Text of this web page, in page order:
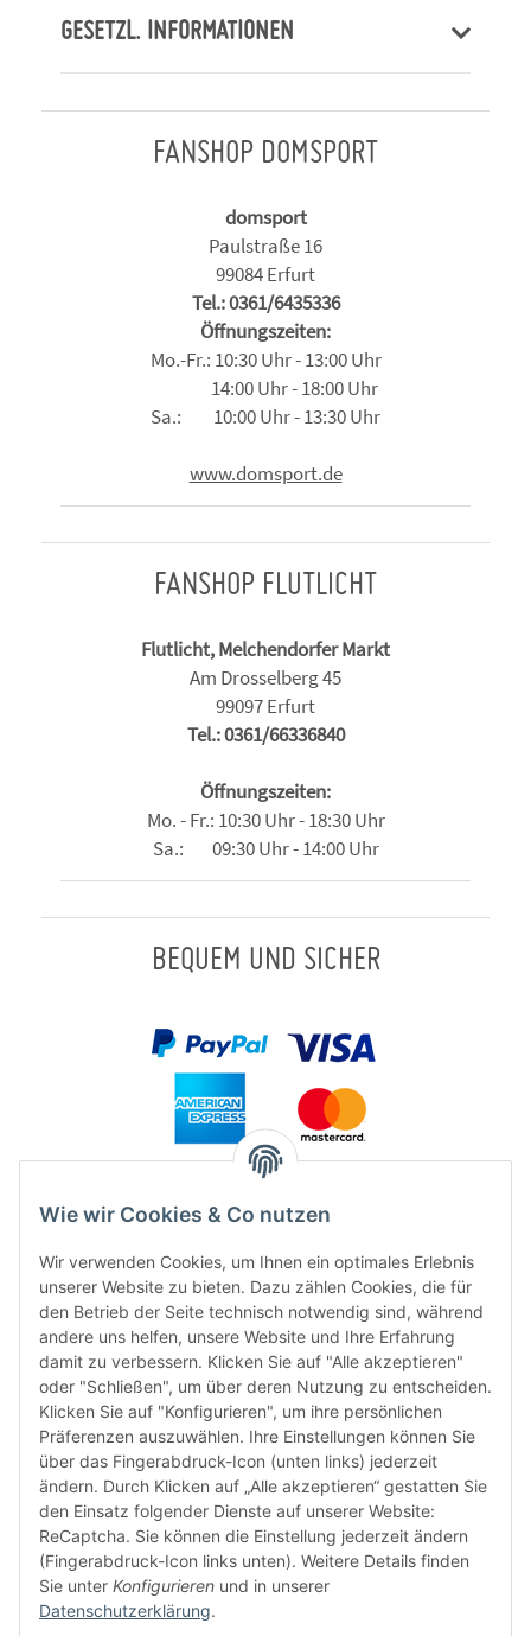
GESETZL. INFORMATIONEN
FANSHOP DOMSPORT
domsport
Paulstraße 16
99084 Erfurt
Tel.: 0361/6435336
Öffnungszeiten:
Mo.-Fr.: 10:30 Uhr - 13:00 Uhr
14:00 Uhr - 18:00 Uhr
Sa.: 10:00 Uhr - 13:30 Uhr
www.domsport.de
FANSHOP FLUTLICHT
Flutlicht, Melchendorfer Markt
Am Drosselberg 45
99097 Erfurt
Tel.: 0361/66336840
Öffnungszeiten:
Mo. - Fr.: 10:30 Uhr - 18:30 Uhr
Sa.: 09:30 Uhr - 14:00 Uhr
BEQUEM UND SICHER
FÜR EUCH UNTERWEGS
Vertrag widerrufen
Wie wir Cookies & Co nutzen
Wir verwenden Cookies, um Ihnen ein optimales Erlebnis
unserer Website zu bieten. Dazu zählen Cookies, die für
den Betrieb der Seite technisch notwendig sind, während
andere uns helfen, unsere Website und Ihre Erfahrung
damit zu verbessern. Klicken Sie auf "Alle akzeptieren"
oder "Schließen", um über deren Nutzung zu entscheiden.
Klicken Sie auf "Konfigurieren", um ihre persönlichen
Präferenzen auszuwählen. Ihre Einstellungen können Sie
über das Fingerabdruck-Icon (unten links) jederzeit
ändern. Durch Klicken auf „Alle akzeptieren“ gestatten Sie
den Einsatz folgender Dienste auf unserer Website:
ReCaptcha. Sie können die Einstellung jederzeit ändern
(Fingerabdruck-Icon links unten). Weitere Details finden
Sie unter Konfigurieren und in unserer
Datenschutzerklärung.